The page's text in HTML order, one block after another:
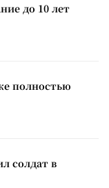
до 10 лет
полностью
солдат в